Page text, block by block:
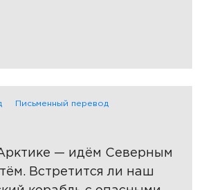
Письменный перевод
— идём Северным
Встретится ли наш